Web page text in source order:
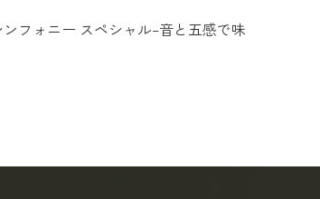
フォニー スペシャル–音と五感で味